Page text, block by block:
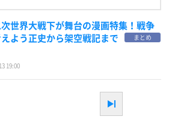
世界大戦下が舞台の漫画特集！戦争
よう正史から架空戦記まで
まとめ
19:00